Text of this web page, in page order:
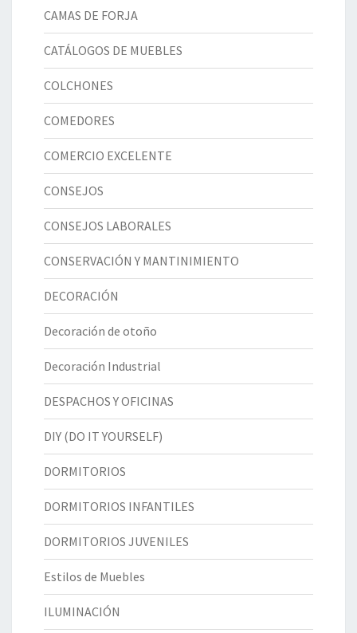
CAMAS DE FORJA
CATÁLOGOS DE MUEBLES
COLCHONES
COMEDORES
COMERCIO EXCELENTE
CONSEJOS
CONSEJOS LABORALES
CONSERVACIÓN Y MANTINIMIENTO
DECORACIÓN
Decoración de otoño
Decoración Industrial
DESPACHOS Y OFICINAS
DIY (DO IT YOURSELF)
DORMITORIOS
DORMITORIOS INFANTILES
DORMITORIOS JUVENILES
Estilos de Muebles
ILUMINACIÓN